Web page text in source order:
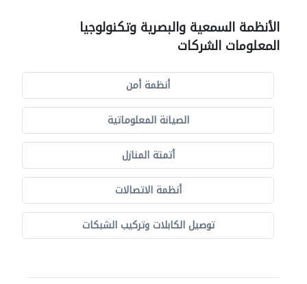
الأنظمة السمعية والبصرية وتكنولوجيا
المعلومات الشركات
أنظمة أمن
الصيانة المعلوماتية
أتمتة المنازل
أنظمة الاتصالات
توصيل الكابلات وتركيب الشبكات